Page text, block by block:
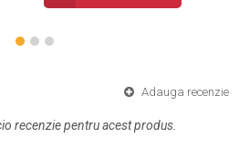
Adauga recenzie
recenzie pentru acest produs.